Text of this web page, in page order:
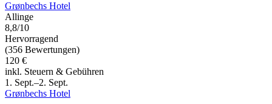
Grønbechs Hotel
Allinge
8,8/10
Hervorragend
(356 Bewertungen)
120 €
inkl. Steuern & Gebühren
1. Sept.–2. Sept.
Grønbechs Hotel